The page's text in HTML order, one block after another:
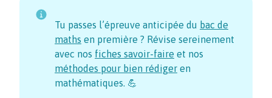
Tu passes l’épreuve anticipée du bac de
maths en première ? Révise sereinement
avec nos fiches savoir-faire et nos
méthodes pour bien rédiger en
mathématiques. 💪